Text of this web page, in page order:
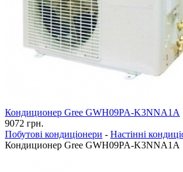
Кондиционер Gree GWH09PA-K3NNA1A
9072 грн.
Побутові кондиціонери - Настінні
Кондиционер Gree GWH09PA-K3NNA1A